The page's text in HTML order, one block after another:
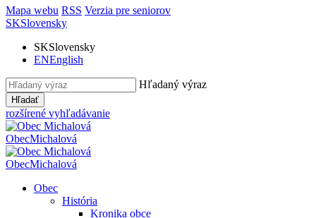
Mapa webu RSS Verzia pre seniorov
SKSlovensky
SKSlovensky
ENEnglish
Hľadaný výraz
Hľadať
rozšírené vyhľadávanie
ObecMichalová
ObecMichalová
Obec
História
Kronika obce